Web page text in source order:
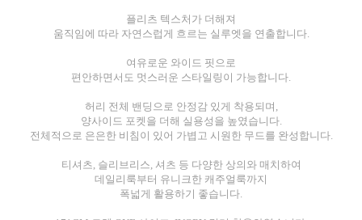
플리츠 텍스처가 더해져
움직임에 따라 자연스럽게 흐르는 실루엣을 연출합니다.
여유로운 와이드 핏으로
편안하면서도 멋스러운 스타일링이 가능합니다.
허리 전체 밴딩으로 안정감 있게 착용되며,
양사이드 포켓을 더해 실용성을 높였습니다.
전체적으로 은은한 비침이 있어 가볍고 시원한 무드를 완성합니다.
티셔츠, 슬리브리스, 셔츠 등 다양한 상의와 매치하여
데일리룩부터 유니크한 캐주얼룩까지
폭넓게 활용하기 좋습니다.